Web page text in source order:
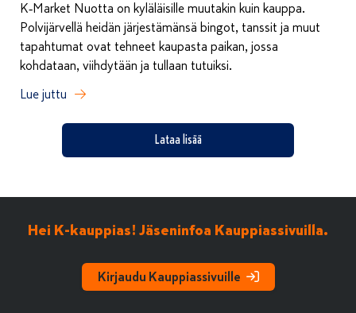
K‑Market Nuotta on kyläläisille muutakin kuin kauppa.
Polvijärvellä heidän järjestämänsä bingot, tanssit ja muut
tapahtumat ovat tehneet kaupasta paikan, jossa
kohdataan, viihdytään ja tullaan tutuiksi.
Lue juttu
Lataa lisää
Hei K-kauppias! Jäseninfoa Kauppiassivuilla.
Kirjaudu Kauppiassivuille